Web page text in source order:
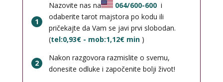
1
Nazovite nas na 064/600-600 i
odaberite tarot majstora po kodu ili
pričekajte da Vam se javi prvi slobodan.
(tel:0,93€ - mob:1,12€ min )
2
Nakon razgovora razmislite o svemu,
donesite odluke i započenite bolji život!